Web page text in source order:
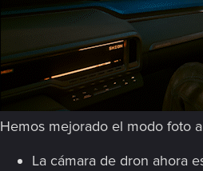
Hemos mejorado el modo foto
La cámara de dron ahora